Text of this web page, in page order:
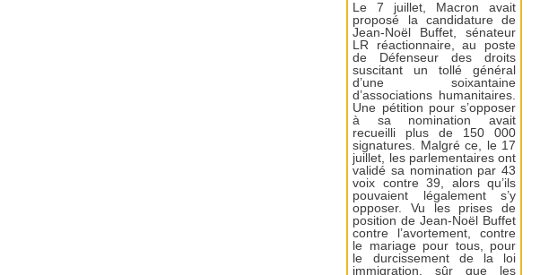
Le 7 juillet, Macron avait
proposé la candidature de
Jean-Noël Buffet, sénateur
LR réactionnaire, au poste
de Défenseur des droits
suscitant un tollé général
d’une soixantaine
d’associations humanitaires.
Une pétition pour s’opposer
à sa nomination avait
recueilli plus de 150 000
signatures. Malgré ce, le 17
juillet, les parlementaires ont
validé sa nomination par 43
voix contre 39, alors qu’ils
pouvaient légalement s’y
opposer. Vu les prises de
position de Jean-Noël Buffet
contre l’avortement, contre
le mariage pour tous, pour
le durcissement de la loi
immigration, sûr que les